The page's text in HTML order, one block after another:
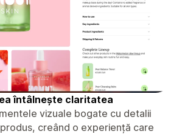
întâlnește claritatea
vizuale bogate cu detalii
creând o experiență care